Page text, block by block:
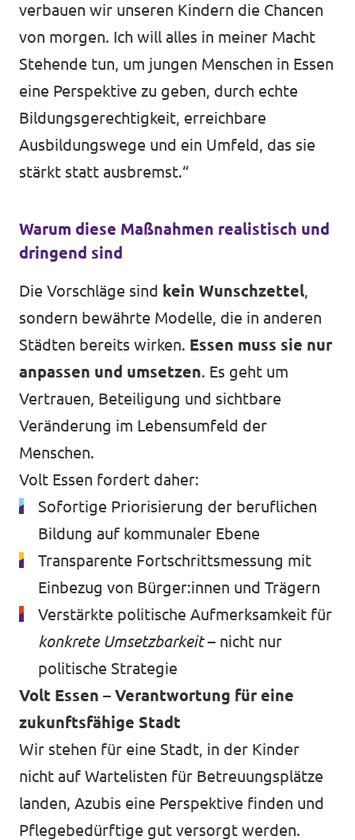
verbauen wir unseren Kindern die Chancen
von morgen. Ich will alles in meiner Macht
Stehende tun, um jungen Menschen in Essen
eine Perspektive zu geben, durch echte
Bildungsgerechtigkeit, erreichbare
Ausbildungswege und ein Umfeld, das sie
stärkt statt ausbremst.“
Warum diese Maßnahmen realistisch und
dringend sind
Die Vorschläge sind kein Wunschzettel,
sondern bewährte Modelle, die in anderen
Städten bereits wirken. Essen muss sie nur
anpassen und umsetzen. Es geht um
Vertrauen, Beteiligung und sichtbare
Veränderung im Lebensumfeld der
Menschen.
Volt Essen fordert daher:
Sofortige Priorisierung der beruflichen
Bildung auf kommunaler Ebene
Transparente Fortschrittsmessung mit
Einbezug von Bürger:innen und Trägern
Verstärkte politische Aufmerksamkeit für
konkrete Umsetzbarkeit– nicht nur
politische Strategie
Volt Essen – Verantwortung für eine
zukunftsfähige Stadt
Wir stehen für eine Stadt, in der Kinder
nicht auf Wartelisten für Betreuungsplätze
landen, Azubis eine Perspektive finden und
Pflegebedürftige gut versorgt werden.